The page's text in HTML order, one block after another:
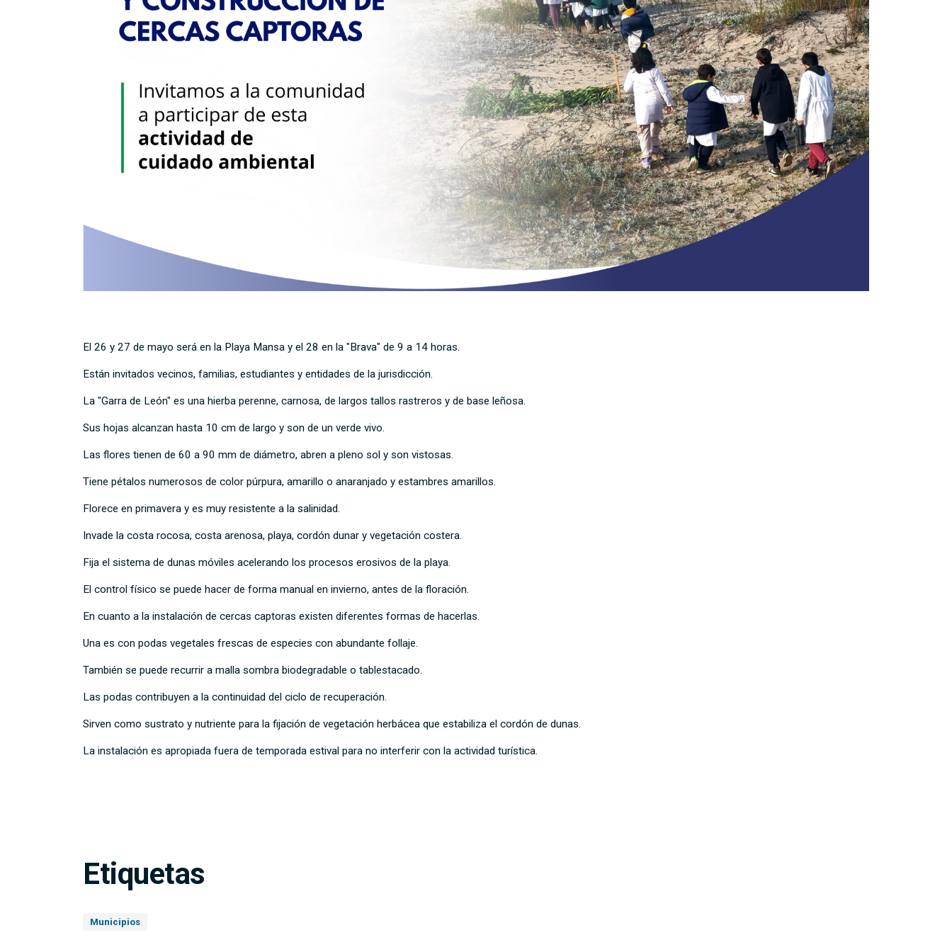
El 26 y 27 de mayo será en la Playa Mansa y el 28 en la "Brava" de 9 a 14 horas.
Están invitados vecinos, familias, estudiantes y entidades de la jurisdicción.
La "Garra de León" es una hierba perenne, carnosa, de largos tallos rastreros y de base leñosa.
Sus hojas alcanzan hasta 10 cm de largo y son de un verde vivo.
Las flores tienen de 60 a 90 mm de diámetro, abren a pleno sol y son vistosas.
Tiene pétalos numerosos de color púrpura, amarillo o anaranjado y estambres amarillos.
Florece en primavera y es muy resistente a la salinidad.
Invade la costa rocosa, costa arenosa, playa, cordón dunar y vegetación costera.
Fija el sistema de dunas móviles acelerando los procesos erosivos de la playa.
El control físico se puede hacer de forma manual en invierno, antes de la floración.
En cuanto a la instalación de cercas captoras existen diferentes formas de hacerlas.
Una es con podas vegetales frescas de especies con abundante follaje.
También se puede recurrir a malla sombra biodegradable o tablestacado.
Las podas contribuyen a la continuidad del ciclo de recuperación.
Sirven como sustrato y nutriente para la fijación de vegetación herbácea que estabiliza el cordón de dunas.
La instalación es apropiada fuera de temporada estival para no interferir con la actividad turística.
Etiquetas
Municipios